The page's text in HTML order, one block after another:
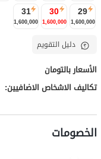
29
1,600,000
30
1,600,000
31
1,600,000
دليل التقويم
الأسعار بالتومان
تكاليف الاشخاص الاضافيين:
الخصومات